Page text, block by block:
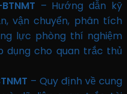
– Hướng dẫn kỹ
vận chuyển, phân tích
lực phòng thí nghiệm
dụng cho quan trắc thủ
– Quy định về cung